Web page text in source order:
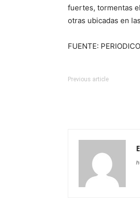
fuertes, tormentas
otras ubicadas en
FUENTE:
Previous article